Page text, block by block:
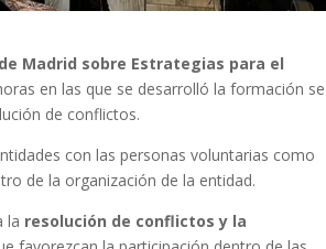
Madrid sobre Estrategias para el
en las que se desarrolló la formación se
de conflictos.
con las personas voluntarias como
de la organización de la entidad.
la resolución de conflictos y la